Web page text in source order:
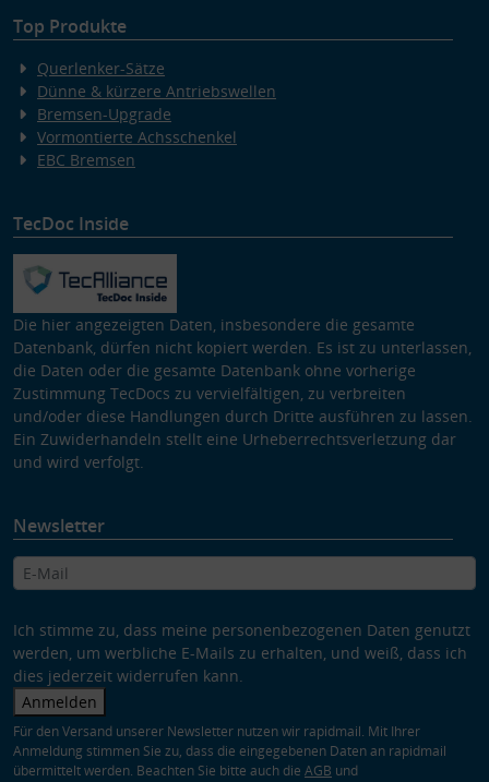
Top Produkte
Querlenker-Sätze
Dünne & kürzere Antriebswellen
Bremsen-Upgrade
Vormontierte Achsschenkel
EBC Bremsen
TecDoc Inside
Die hier angezeigten Daten, insbesondere die gesamte
Datenbank, dürfen nicht kopiert werden. Es ist zu unterlassen,
die Daten oder die gesamte Datenbank ohne vorherige
Zustimmung TecDocs zu vervielfältigen, zu verbreiten
und/oder diese Handlungen durch Dritte ausführen zu lassen.
Ein Zuwiderhandeln stellt eine Urheberrechtsverletzung dar
und wird verfolgt.
Newsletter
Ich stimme zu, dass meine personenbezogenen Daten genutzt
werden, um werbliche E-Mails zu erhalten, und weiß, dass ich
dies jederzeit widerrufen kann.
Anmelden
Für den Versand unserer Newsletter nutzen wir rapidmail. Mit Ihrer
Anmeldung stimmen Sie zu, dass die eingegebenen Daten an rapidmail
übermittelt werden. Beachten Sie bitte auch die AGB und